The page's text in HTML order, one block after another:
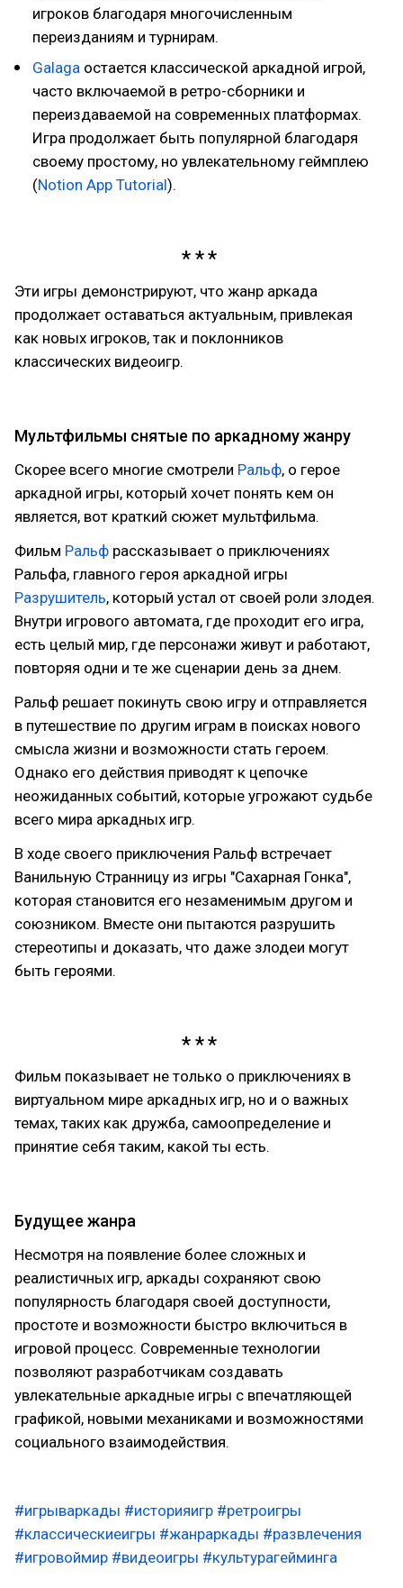
игроков благодаря многочисленным
переизданиям и турнирам.
Galaga остается классической аркадной игрой,
часто включаемой в ретро-сборники и
переиздаваемой на современных платформах.
Игра продолжает быть популярной благодаря
своему простому, но увлекательному геймплею
(Notion App Tutorial).
Эти игры демонстрируют, что жанр аркада
продолжает оставаться актуальным, привлекая
как новых игроков, так и поклонников
классических видеоигр.
Мультфильмы снятые по аркадному жанру
Скорее всего многие смотрели Ральф, о герое
аркадной игры, который хочет понять кем он
является, вот краткий сюжет мультфильма.
Фильм Ральф рассказывает о приключениях
Ральфа, главного героя аркадной игры
Разрушитель, который устал от своей роли злодея.
Внутри игрового автомата, где проходит его игра,
есть целый мир, где персонажи живут и работают,
повторяя одни и те же сценарии день за днем.
Ральф решает покинуть свою игру и отправляется
в путешествие по другим играм в поисках нового
смысла жизни и возможности стать героем.
Однако его действия приводят к цепочке
неожиданных событий, которые угрожают судьбе
всего мира аркадных игр.
В ходе своего приключения Ральф встречает
Ванильную Странницу из игры "Сахарная Гонка",
которая становится его незаменимым другом и
союзником. Вместе они пытаются разрушить
стереотипы и доказать, что даже злодеи могут
быть героями.
Фильм показывает не только о приключениях в
виртуальном мире аркадных игр, но и о важных
темах, таких как дружба, самоопределение и
принятие себя таким, какой ты есть.
Будущее жанра
Несмотря на появление более сложных и
реалистичных игр, аркады сохраняют свою
популярность благодаря своей доступности,
простоте и возможности быстро включиться в
игровой процесс. Современные технологии
позволяют разработчикам создавать
увлекательные аркадные игры с впечатляющей
графикой, новыми механиками и возможностями
социального взаимодействия.
#игрываркады #историяигр #ретроигры
#классическиеигры #жанраркады #развлечения
#игровоймир #видеоигры #культурагейминга